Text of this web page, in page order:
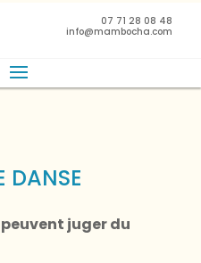
07 71 28 08 48
info@mambocha.com
DANSE
juger du